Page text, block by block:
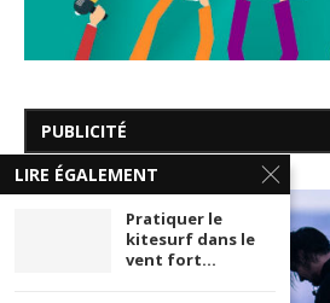
PUBLICITÉ
LIRE ÉGALEMENT
Pratiquer le
kitesurf dans le
vent fort...